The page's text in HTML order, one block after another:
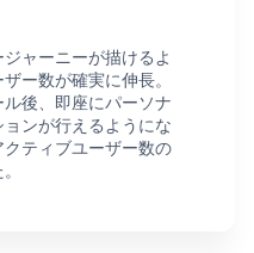
ャーニーが描けるよ
ー数が確実に伸長。
後、即座にパーソナ
ンが行えるようにな
ティブユーザー数の